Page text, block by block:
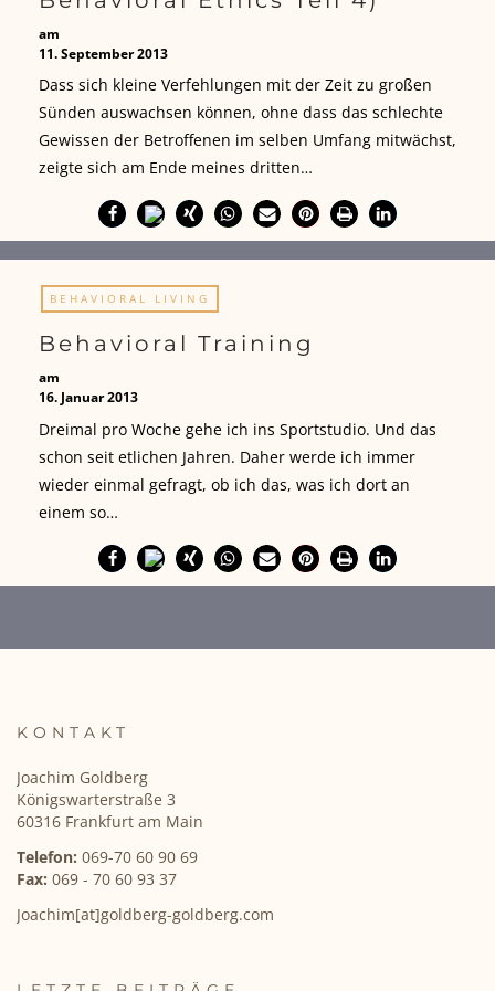
am
11. September 2013
Dass sich kleine Verfehlungen mit der Zeit zu großen
Sünden auswachsen können, ohne dass das schlechte
Gewissen der Betroffenen im selben Umfang mitwächst,
zeigte sich am Ende meines dritten…
BEHAVIORAL LIVING
Behavioral Training
am
16. Januar 2013
Dreimal pro Woche gehe ich ins Sportstudio. Und das
schon seit etlichen Jahren. Daher werde ich immer
wieder einmal gefragt, ob ich das, was ich dort an
einem so…
KONTAKT
Joachim Goldberg
Königswarterstraße 3
60316 Frankfurt am Main
Telefon: 069-70 60 90 69
Fax: 069 - 70 60 93 37
Joachim[at]goldberg-goldberg.com